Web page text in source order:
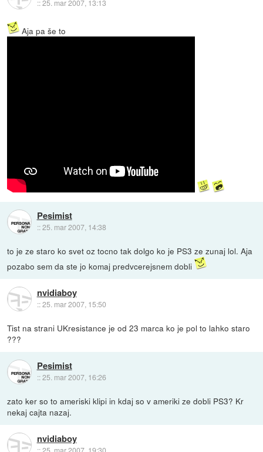
::25. mar 2007, 13:13
Aja pa še to
Pesimist
::25. mar 2007, 14:38
to je ze staro ko svet oz tocno tak dolgo ko je PS3 ze zunaj lol. Aja
pozabo sem da ste jo komaj predvcerejsnem dobli
nvidiaboy
::25. mar 2007, 15:50
Tist na strani UKresistance je od 23 marca ko je pol to lahko staro
???
Pesimist
::25. mar 2007, 16:26
zato ker so to ameriski klipi in kdaj so v ameriki ze dobli PS3? Kr
nekaj cajta nazaj.
nvidiaboy